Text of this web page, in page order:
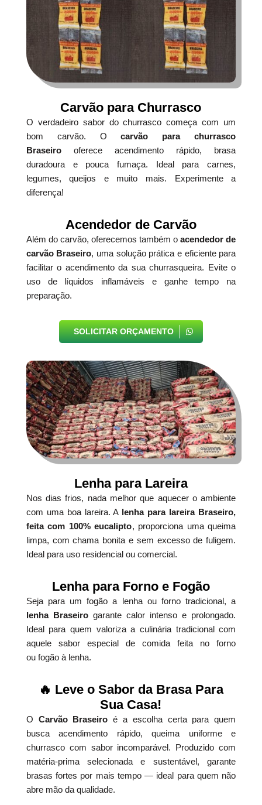
Carvão para Churrasco
O verdadeiro sabor do churrasco começa com um
bom carvão. Ocarvão para churrasco
Braseirooferece acendimento rápido, brasa
duradoura e pouca fumaça. Ideal para carnes,
legumes, queijos e muito mais. Experimente a
diferença!
Acendedor de Carvão
Além do carvão, oferecemos também oacendedor de
carvão Braseiro, uma solução prática e eficiente para
facilitar o acendimento da sua churrasqueira. Evite o
uso de líquidos inflamáveis e ganhe tempo na
preparação.
SOLICITAR ORÇAMENTO
Lenha para Lareira
Nos dias frios, nada melhor que aquecer o ambiente
com uma boa lareira. A lenha para lareira Braseiro,
feita com 100% eucalipto, proporciona uma queima
limpa, com chama bonita e sem excesso de fuligem.
Ideal para uso residencial ou comercial.
Lenha para Forno e Fogão
Seja para um fogão a lenha ou forno tradicional, a
lenha Braseirogarante calor intenso e prolongado.
Ideal para quem valoriza a culinária tradicional com
aquele sabor especial de comida feita no forno
ou fogão à lenha.
🔥 Leve o Sabor da Brasa Para
Sua Casa!
O Carvão Braseiro é a escolha certa para quem
busca acendimento rápido, queima uniforme e
churrasco com sabor incomparável. Produzido com
matéria-prima selecionada e sustentável, garante
brasas fortes por mais tempo — ideal para quem não
abre mão da qualidade.